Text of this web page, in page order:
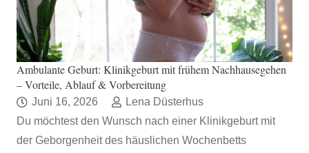
Ambulante Geburt: Klinikgeburt mit frühem Nachhausegehen
– Vorteile, Ablauf & Vorbereitung
Juni 16, 2026
Lena Düsterhus
Du möchtest den Wunsch nach einer Klinikgeburt mit
der Geborgenheit des häuslichen Wochenbetts